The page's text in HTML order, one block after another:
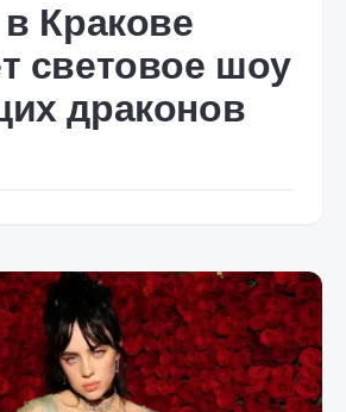
Кракове
световое шоу
драконов